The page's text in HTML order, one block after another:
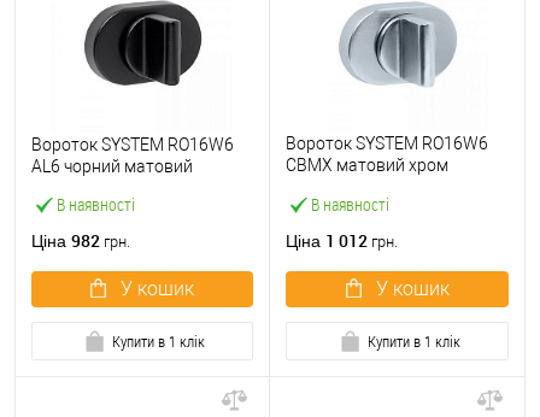
В наявності
Вороток SYSTEM RO16W6
AL6 чорний матовий
Ціна 982 грн.
У кошик
Купити в 1 клік
В наявності
Вороток SYSTEM RO16W6
CBMX матовий хром
Ціна 1 012 грн.
У кошик
Купити в 1 клік